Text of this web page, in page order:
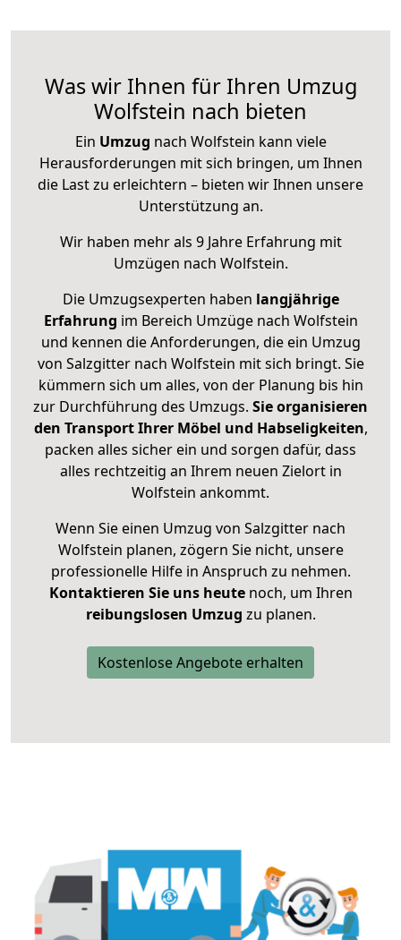
Was wir Ihnen für Ihren Umzug
Wolfstein nach bieten
Ein Umzug nach Wolfstein kann viele
Herausforderungen mit sich bringen, um Ihnen
die Last zu erleichtern – bieten wir Ihnen unsere
Unterstützung an.
Wir haben mehr als 9 Jahre Erfahrung mit
Umzügen nach Wolfstein.
Die Umzugsexperten haben langjährige
Erfahrung im Bereich Umzüge nach Wolfstein
und kennen die Anforderungen, die ein Umzug
von Salzgitter nach Wolfstein mit sich bringt. Sie
kümmern sich um alles, von der Planung bis hin
zur Durchführung des Umzugs. Sie organisieren
den Transport Ihrer Möbel und Habseligkeiten,
packen alles sicher ein und sorgen dafür, dass
alles rechtzeitig an Ihrem neuen Zielort in
Wolfstein ankommt.
Wenn Sie einen Umzug von Salzgitter nach
Wolfstein planen, zögern Sie nicht, unsere
professionelle Hilfe in Anspruch zu nehmen.
Kontaktieren Sie uns heutenoch, um Ihren
reibungslosen Umzug zu planen.
Kostenlose Angebote erhalten